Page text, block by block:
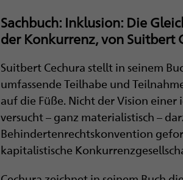
Sachbuch: Inklusion: Die
der Konkurrenz, von Suitbert
Suitbert Cechura stellt in seinem
umfassende Teilhabe und
auf die Füße. Nicht der Vision
versucht – ganz materialistisch –
Behindertenrechtskonvention
kapitalistische